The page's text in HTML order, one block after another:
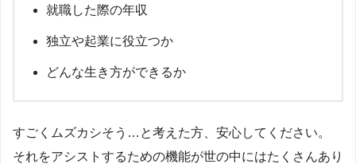
就職した際の年収
独立や起業に役立つか
どんな生き方ができるか
すごくムズカシそう…と考えた方、安心してください。
それをアシストするための機能が世の中にはたくさんあり